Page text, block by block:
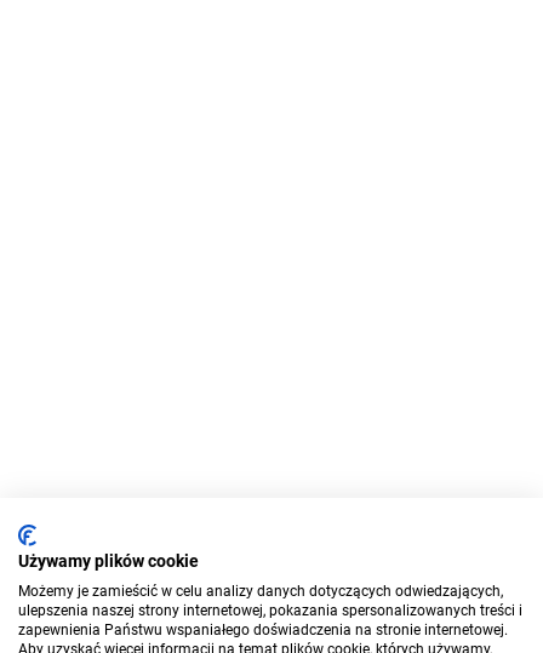
Używamy plików cookie
Możemy je zamieścić w celu analizy danych dotyczących odwiedzających,
ulepszenia naszej strony internetowej, pokazania spersonalizowanych treści i
zapewnienia Państwu wspaniałego doświadczenia na stronie internetowej.
Aby uzyskać więcej informacji na temat plików cookie, których używamy,